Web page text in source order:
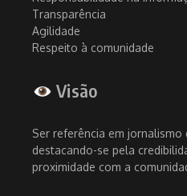
Transparência
Agilidade
Respeito à comunidade
Visão
Ser referência em
destacando-se pela
proximidade com a